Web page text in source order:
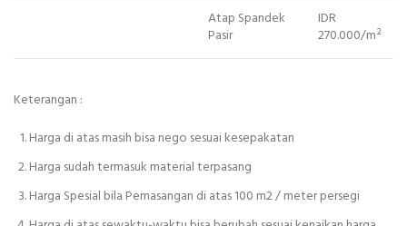
Atap Spandek
Pasir
IDR
270.000/m²
Keterangan :
Harga di atas masih bisa nego sesuai kesepakatan
Harga sudah termasuk material terpasang
Harga Spesial bila Pemasangan di atas 100 m2 / meter persegi